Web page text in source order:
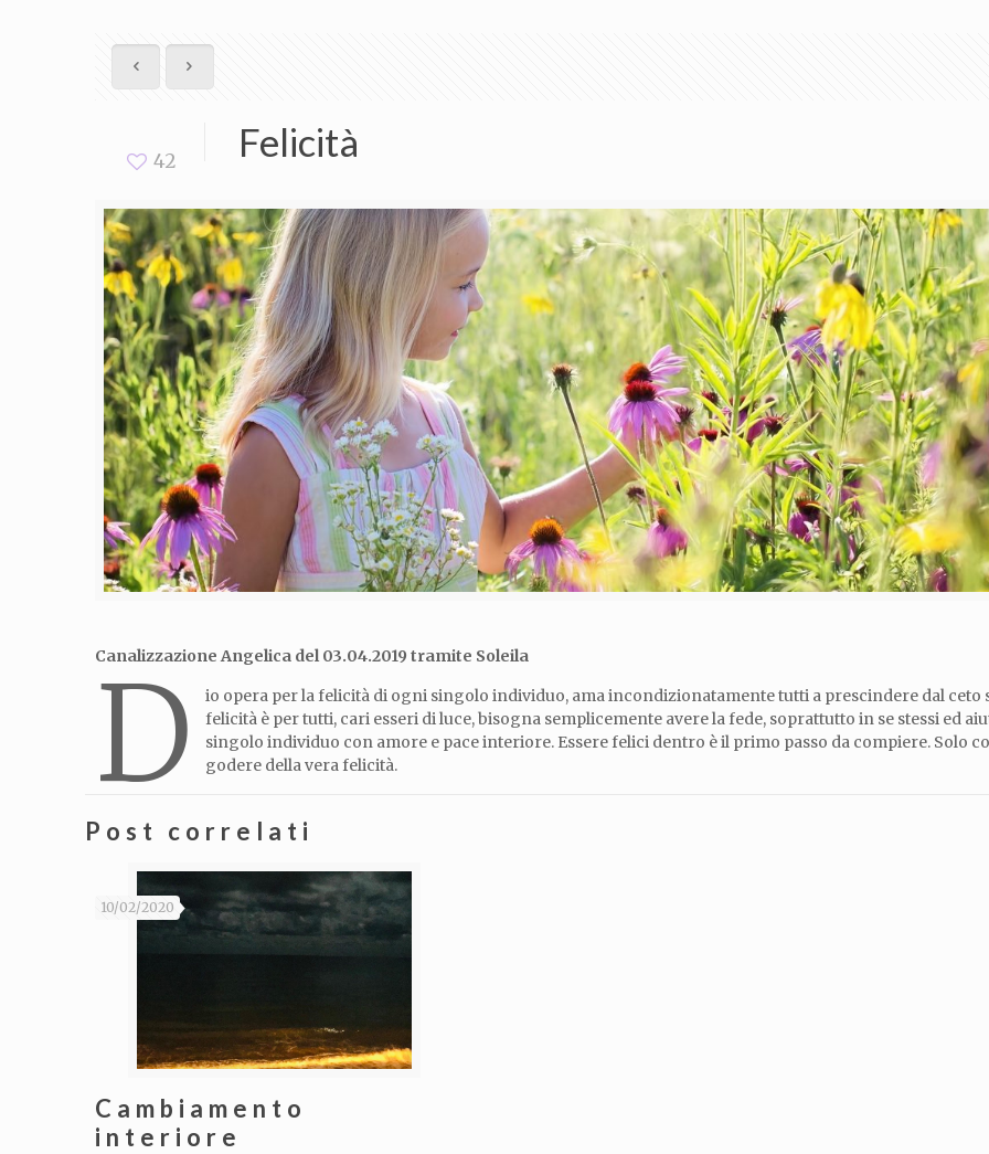
42 Felicità
Canalizzazione Angelica del 03.04.2019 tramite Soleila
D
io opera per la felicità di ogni singolo individuo, ama incondizionatamente tutti a prescindere dal ceto
felicità è per tutti, cari esseri di luce, bisogna semplicemente avere la fede, soprattutto in se stessi ed
singolo individuo con amore e pace interiore. Essere felici dentro è il primo passo da compiere. Solo
godere della vera felicità.
Post correlati
10/02/2020
Cambiamento
interiore